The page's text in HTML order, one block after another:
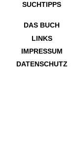
SUCHTIPPS
DAS BUCH
LINKS
IMPRESSUM
DATENSCHUTZ